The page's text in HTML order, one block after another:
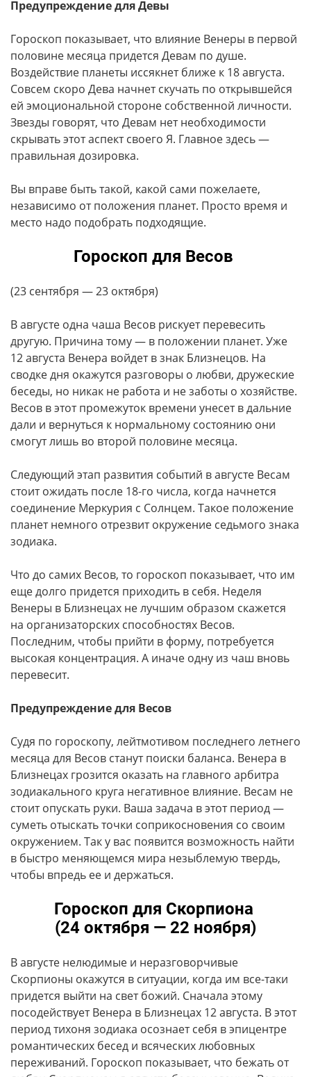
Предупреждение для Девы
Гороскоп показывает, что влияние Венеры в первой
половине месяца придется Девам по душе.
Воздействие планеты иссякнет ближе к 18 августа.
Совсем скоро Дева начнет скучать по открывшейся
ей эмоциональной стороне собственной личности.
Звезды говорят, что Девам нет необходимости
скрывать этот аспект своего Я. Главное здесь —
правильная дозировка.
Вы вправе быть такой, какой сами пожелаете,
независимо от положения планет. Просто время и
место надо подобрать подходящие.
Гороскоп для Весов
(23 сентября — 23 октября)
В августе одна чаша Весов рискует перевесить
другую. Причина тому — в положении планет. Уже
12 августа Венера войдет в знак Близнецов. На
сводке дня окажутся разговоры о любви, дружеские
беседы, но никак не работа и не заботы о хозяйстве.
Весов в этот промежуток времени унесет в дальние
дали и вернуться к нормальному состоянию они
смогут лишь во второй половине месяца.
Следующий этап развития событий в августе Весам
стоит ожидать после 18-го числа, когда начнется
соединение Меркурия с Солнцем. Такое положение
планет немного отрезвит окружение седьмого знака
зодиака.
Что до самих Весов, то гороскоп показывает, что им
еще долго придется приходить в себя. Неделя
Венеры в Близнецах не лучшим образом скажется
на организаторских способностях Весов.
Последним, чтобы прийти в форму, потребуется
высокая концентрация. А иначе одну из чаш вновь
перевесит.
Предупреждение для Весов
Судя по гороскопу, лейтмотивом последнего летнего
месяца для Весов станут поиски баланса. Венера в
Близнецах грозится оказать на главного арбитра
зодиакального круга негативное влияние. Весам не
стоит опускать руки. Ваша задача в этот период —
суметь отыскать точки соприкосновения со своим
окружением. Так у вас появится возможность найти
в быстро меняющемся мира незыблемую твердь,
чтобы впредь ее и держаться.
Гороскоп для Скорпиона
(24 октября — 22 ноября)
В августе нелюдимые и неразговорчивые
Скорпионы окажутся в ситуации, когда им все-таки
придется выйти на свет божий. Сначала этому
посодействует Венера в Близнецах 12 августа. В этот
период тихоня зодиака осознает себя в эпицентре
романтических бесед и всяческих любовных
переживаний. Гороскоп показывает, что бежать от